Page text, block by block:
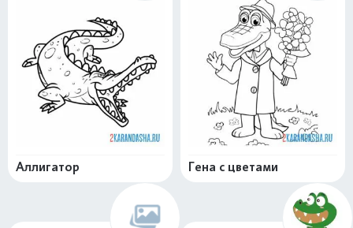
Аллигатор Гена с цветами